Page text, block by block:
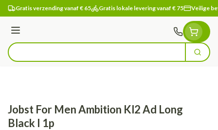
Ga naar de inhoud
Gratis verzending vanaf € 65 Gratis lokale levering vanaf € 75 Veilige
Menu
Product, merk, categorie... Zoek
Jobst For Men Ambition Kl2 Ad Long
Black I 1p